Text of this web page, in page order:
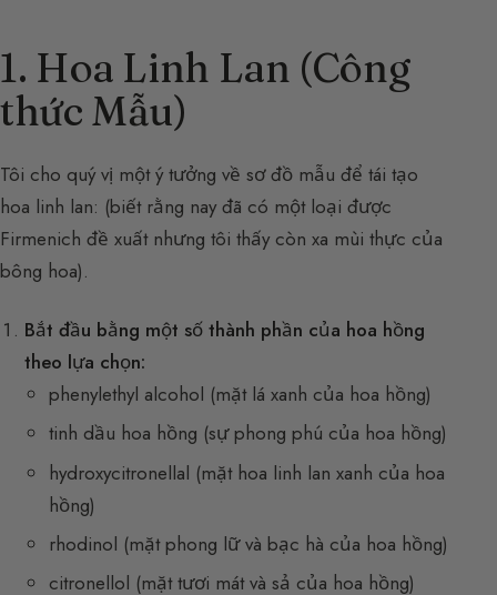
1. Hoa Linh Lan (Công
thức Mẫu)
Tôi cho quý vị một ý tưởng về sơ đồ mẫu để tái tạo
hoa linh lan: (biết rằng nay đã có một loại được
Firmenich đề xuất nhưng tôi thấy còn xa mùi thực của
bông hoa).
Bắt đầu bằng một số thành phần của hoa hồng
theo lựa chọn:
phenylethyl alcohol (mặt lá xanh của hoa hồng)
tinh dầu hoa hồng (sự phong phú của hoa hồng)
hydroxycitronellal (mặt hoa linh lan xanh của hoa
hồng)
rhodinol (mặt phong lữ và bạc hà của hoa hồng)
citronellol (mặt tươi mát và sả của hoa hồng)